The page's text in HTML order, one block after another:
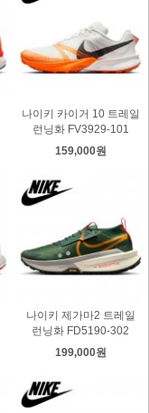
나이키 카이거 10 트레일
런닝화 FV3929-101
159,000원
나이키 제가마2 트레일
런닝화 FD5190-302
199,000원